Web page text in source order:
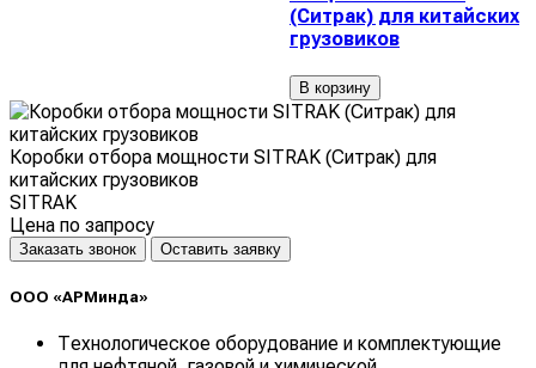
(Ситрак) для китайских
грузовиков
В корзину
Коробки отбора мощности SITRAK (Ситрак) для
китайских грузовиков
SITRAK
Цена по запросу
Заказать звонок Оставить заявку
ООО «АРМинда»
Технологическое оборудование и комплектующие